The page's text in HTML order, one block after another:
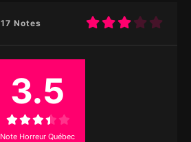
17 Notes
3.5
Note Horreur Québec